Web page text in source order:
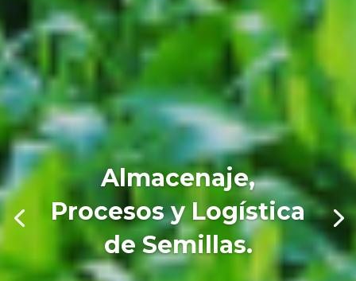
Almacenaje,
Procesos y Logística
de Semillas.